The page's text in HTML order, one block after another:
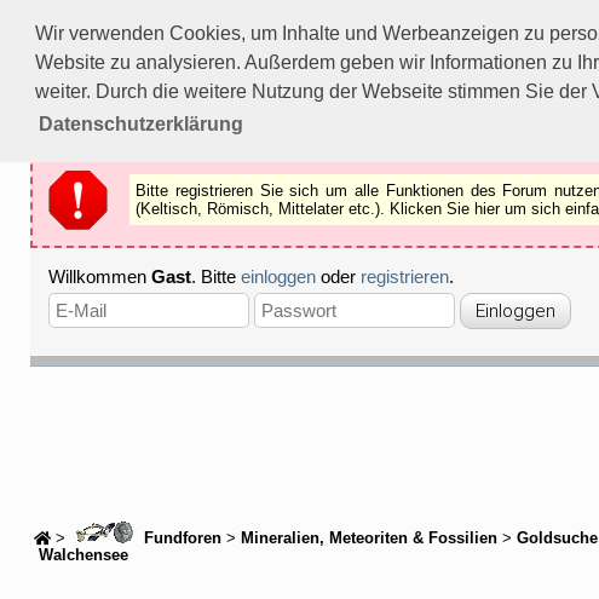
Wir verwenden Cookies, um Inhalte und Werbeanzeigen zu
Website zu analysieren. Außerdem geben wir Informationen zu
weiter. Durch die weitere Nutzung der Webseite stimmen Sie
Datenschutzerklärung
Bitte registrieren Sie sich um alle Funktionen des Forums nutzen zu
Als Gast können Sie z.B.keine Bilderbetrachten.
Registrieren
Schliessen
Bitte registrieren Sie sich um alle Funktionen des Forum
(Keltisch, Römisch, Mittelater etc.). Klicken Sie hier um sich
Willkommen Gast. Bitte einloggen oder registrieren.
> Fundforen > Mineralien, Meteoriten & Fossilien > Goldsuche
Walchensee